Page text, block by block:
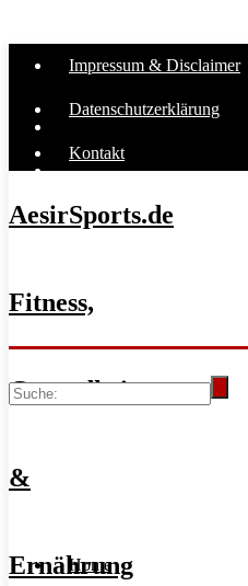
Impressum & Disclaimer
Datenschutzerklärung
Kontakt
AesirSports.de
Fitness,
Gesundheit
&
Ernährung
Home